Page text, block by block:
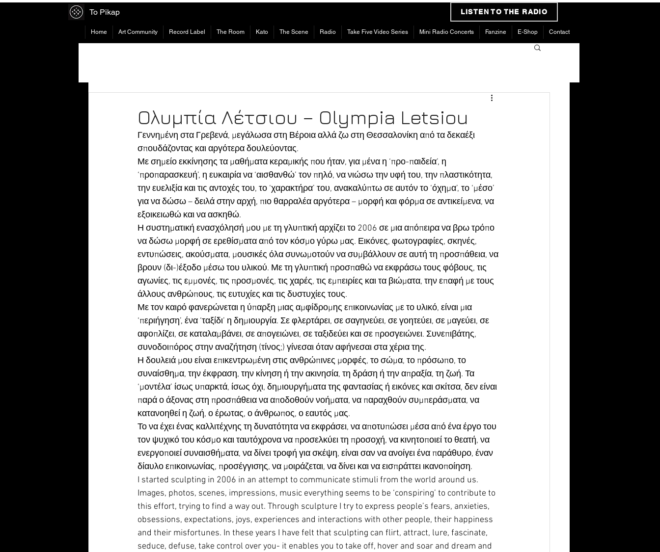
To Pikap LISTEN TO THE RADIO
Home Art Community Record Label The Room Kato The Scene Radio Take Five Video Series Mini Radio Concerts Fanzine E-Shop Contact
Ολυμπία Λέτσιου – Olympia Letsiou
Γεννημένη στα Γρεβενά, μεγάλωσα στη Βέροια αλλά ζω στη Θεσσαλονίκη από τα δεκαέξι
σπουδάζοντας και αργότερα δουλεύοντας.
Με σημείο εκκίνησης τα μαθήματα κεραμικής που ήταν, για μένα η ‘προ-παιδεία’, η
‘προπαρασκευή’, η ευκαιρία να ‘αισθανθώ’ τον πηλό, να νιώσω την υφή του, την πλαστικότητα,
την ευελιξία και τις αντοχές του, το ‘χαρακτήρα’ του, ανακαλύπτω σε αυτόν το ‘όχημα’, το ‘μέσο’
για να δώσω – δειλά στην αρχή, πιο θαρραλέα αργότερα – μορφή και φόρμα σε αντικείμενα, να
εξοικειωθώ και να ασκηθώ.
Η συστηματική ενασχόλησή μου με τη γλυπτική αρχίζει το 2006 σε μια απόπειρα να βρω τρόπο
να δώσω μορφή σε ερεθίσματα από τον κόσμο γύρω μας. Εικόνες, φωτογραφίες, σκηνές,
εντυπώσεις, ακούσματα, μουσικές όλα συνωμοτούν να συμβάλλουν σε αυτή τη προσπάθεια, να
βρουν (δι-)έξοδο μέσω του υλικού. Με τη γλυπτική προσπαθώ να εκφράσω τους φόβους, τις
αγωνίες, τις εμμονές, τις προσμονές, τις χαρές, τις εμπειρίες και τα βιώματα, την επαφή με τους
άλλους ανθρώπους, τις ευτυχίες και τις δυστυχίες τους.
Με τον καιρό φανερώνεται η ύπαρξη μιας αμφίδρομης επικοινωνίας με το υλικό, είναι μια
‘περιήγηση’, ένα ‘ταξίδι’ η δημιουργία. Σε φλερτάρει, σε σαγηνεύει, σε γοητεύει, σε μαγεύει, σε
αφοπλίζει, σε καταλαμβάνει, σε απογειώνει, σε ταξιδεύει και σε προσγειώνει. Συνεπιβάτης,
συνοδοιπόρος στην αναζήτηση (τίνος;) γίνεσαι όταν αφήνεσαι στα χέρια της.
Η δουλειά μου είναι επικεντρωμένη στις ανθρώπινες μορφές, το σώμα, το πρόσωπο, το
συναίσθημα, την έκφραση, την κίνηση ή την ακινησία, τη δράση ή την απραξία, τη ζωή. Τα
‘μοντέλα’ ίσως υπαρκτά, ίσως όχι, δημιουργήματα της φαντασίας ή εικόνες και σκίτσα, δεν είναι
παρά ο άξονας στη προσπάθεια να αποδοθούν νοήματα, να παραχθούν συμπεράσματα, να
κατανοηθεί η ζωή, ο έρωτας, ο άνθρωπος, ο εαυτός μας.
Το να έχει ένας καλλιτέχνης τη δυνατότητα να εκφράσει, να αποτυπώσει μέσα από ένα έργο του
τον ψυχικό του κόσμο και ταυτόχρονα να προσελκύει τη προσοχή, να κινητοποιεί το θεατή, να
ενεργοποιεί συναισθήματα, να δίνει τροφή για σκέψη, είναι σαν να ανοίγει ένα παράθυρο, έναν
δίαυλο επικοινωνίας, προσέγγισης, να μοιράζεται, να δίνει και να εισπράττει ικανοποίηση.
I started sculpting in 2006 in an attempt to communicate stimuli from the world around us.
Images, photos, scenes, impressions, music everything seems to be ‘conspiring’ to contribute to
this effort, trying to find a way out. Through sculpture I try to express people’s fears, anxieties,
obsessions, expectations, joys, experiences and interactions with other people, their happiness
and their misfortunes. In these years I have felt that sculpting can flirt, attract, lure, fascinate,
seduce, defuse, take control over you- it enables you to take off, hover and soar and dream and